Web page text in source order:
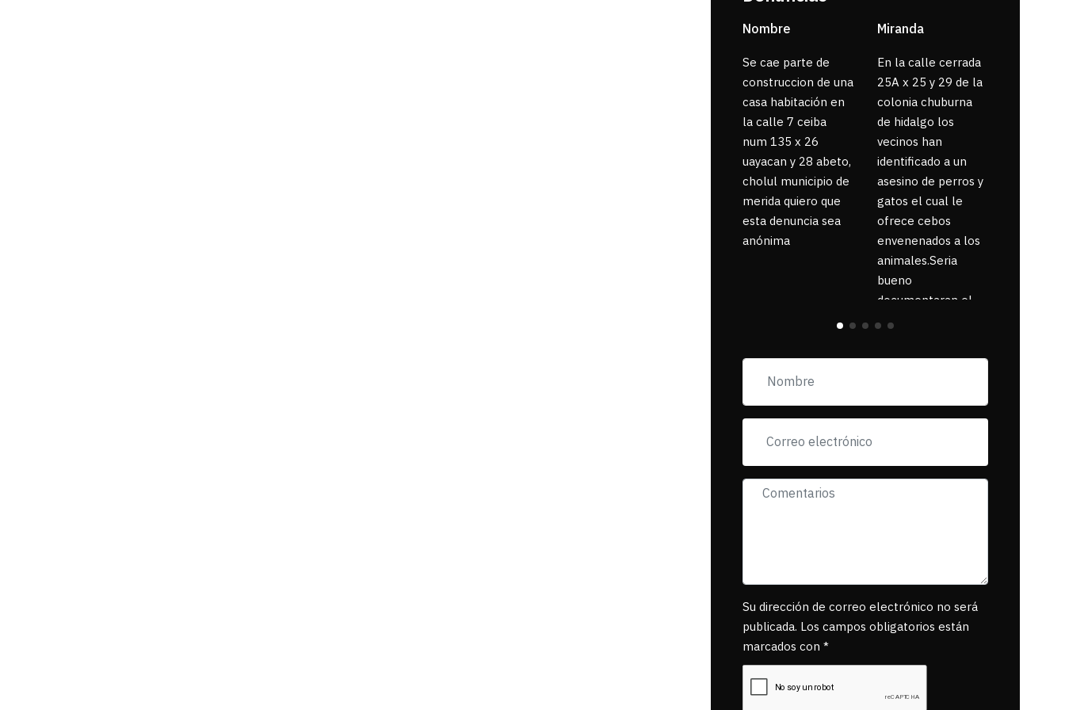
Nombre
Se cae parte de
construccion de una
casa habitación en
la calle 7 ceiba
num 135 x 26
uayacan y 28 abeto,
cholul municipio de
merida quiero que
esta denuncia sea
anónima
Miranda
En la calle cerrada
25A x 25 y 29 de la
colonia chuburna
de hidalgo los
vecinos han
identificado a un
asesino de perros y
gatos el cual le
ofrece cebos
envenenados a los
animales.Seria
bueno
documentaran el
suceso ya que la
pancartas de
exigiendo al asesino
se reponsanbilice
Su dirección de correo electrónico no será
publicada. Los campos obligatorios están
marcados con *